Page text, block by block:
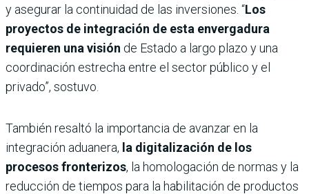
y asegurar la continuidad de las inversiones. “Los
proyectos de integración de esta envergadura
requieren una visión de Estado a largo plazo y una
coordinación estrecha entre el sector público y el
privado”, sostuvo.
También resaltó la importancia de avanzar en la
integración aduanera, la digitalización de los
procesos fronterizos, la homologación de normas y la
reducción de tiempos para la habilitación de productos